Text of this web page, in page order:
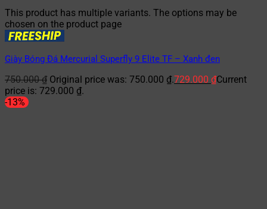
This product has multiple variants. The options may be
chosen on the product page
Giày Bóng Đá Mercurial Superfly 9 Elite TF – Xanh đen
750.000₫ Original price was: 750.000 ₫.729.000 ₫Current
price is: 729.000 ₫.
-13%